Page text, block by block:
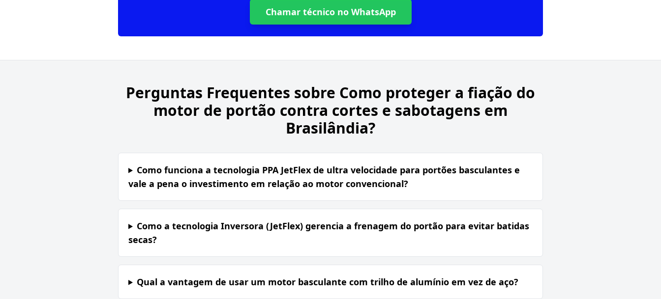
Chamar técnico no WhatsApp
Perguntas Frequentes sobre Como proteger a fiação do
motor de portão contra cortes e sabotagens em
Brasilândia?
Como funciona a tecnologia PPA JetFlex de ultra velocidade para portões basculantes e
vale a pena o investimento em relação ao motor convencional?
Como a tecnologia Inversora (JetFlex) gerencia a frenagem do portão para evitar batidas
secas?
Qual a vantagem de usar um motor basculante com trilho de alumínio em vez de aço?